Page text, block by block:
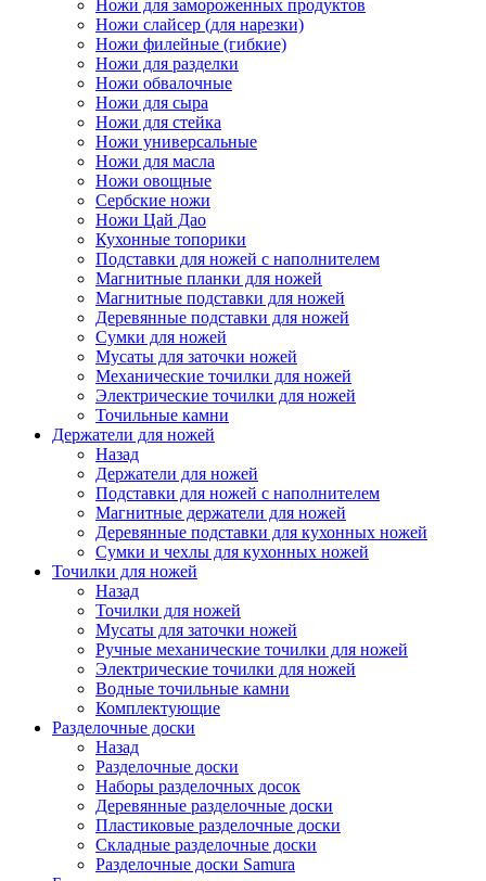
Ножи для замороженных продуктов
Ножи слайсер (для нарезки)
Ножи филейные (гибкие)
Ножи для разделки
Ножи обвалочные
Ножи для сыра
Ножи для стейка
Ножи универсальные
Ножи для масла
Ножи овощные
Сербские ножи
Ножи Цай Дао
Кухонные топорики
Подставки для ножей с наполнителем
Магнитные планки для ножей
Магнитные подставки для ножей
Деревянные подставки для ножей
Сумки для ножей
Мусаты для заточки ножей
Механические точилки для ножей
Электрические точилки для ножей
Точильные камни
Держатели для ножей
Назад
Держатели для ножей
Подставки для ножей с наполнителем
Магнитные держатели для ножей
Деревянные подставки для кухонных ножей
Сумки и чехлы для кухонных ножей
Точилки для ножей
Назад
Точилки для ножей
Мусаты для заточки ножей
Ручные механические точилки для ножей
Электрические точилки для ножей
Водные точильные камни
Комплектующие
Разделочные доски
Назад
Разделочные доски
Наборы разделочных досок
Деревянные разделочные доски
Пластиковые разделочные доски
Складные разделочные доски
Разделочные доски Samura